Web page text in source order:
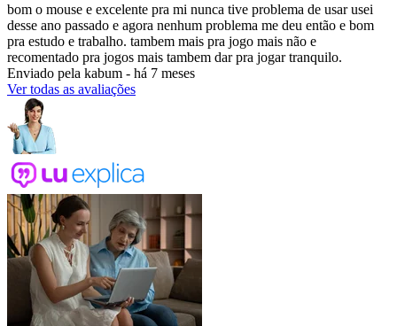
bom o mouse e excelente pra mi nunca tive problema de usar usei
desse ano passado e agora nenhum problema me deu então e bom
pra estudo e trabalho. tambem mais pra jogo mais não e
recomentado pra jogos mais tambem dar pra jogar tranquilo.
Enviado pela kabum - há 7 meses
Ver todas as avaliações